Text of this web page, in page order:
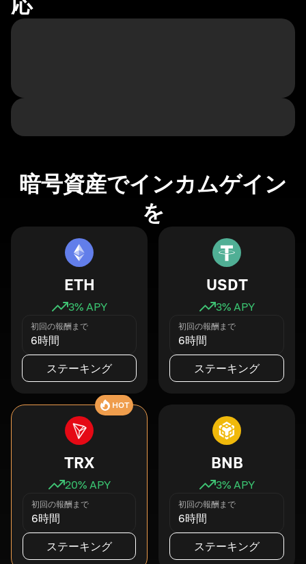
暗号資産でインカムゲイン
を
ETH
3% APY
初回の報酬まで
6時間
ステーキング
USDT
3% APY
初回の報酬まで
6時間
ステーキング
HOT
TRX
20% APY
初回の報酬まで
6時間
ステーキング
BNB
3% APY
初回の報酬まで
6時間
ステーキング